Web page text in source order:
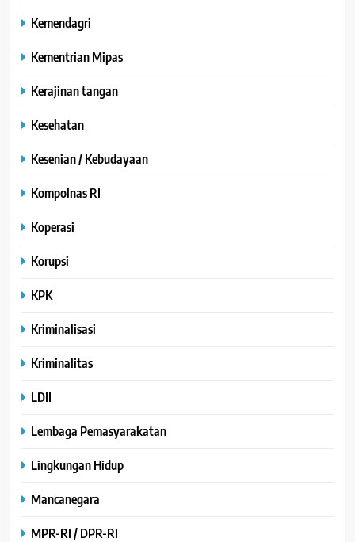
Kemendagri
Kementrian Mipas
Kerajinan tangan
Kesehatan
Kesenian / Kebudayaan
Kompolnas RI
Koperasi
Korupsi
KPK
Kriminalisasi
Kriminalitas
LDII
Lembaga Pemasyarakatan
Lingkungan Hidup
Mancanegara
MPR-RI / DPR-RI